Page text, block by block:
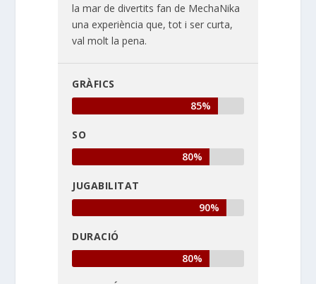
la mar de divertits fan de MechaNika
una experiència que, tot i ser curta,
val molt la pena.
GRÀFICS
85%
SO
80%
JUGABILITAT
90%
DURACIÓ
80%